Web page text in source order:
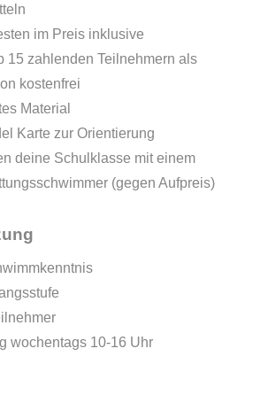
im Preis inklusive
15 zahlenden Teilnehmern als
kostenfrei
Material
Karte zur Orientierung
deine Schulklasse mit einem
(gegen Aufpreis)
wochentags 10-16 Uhr